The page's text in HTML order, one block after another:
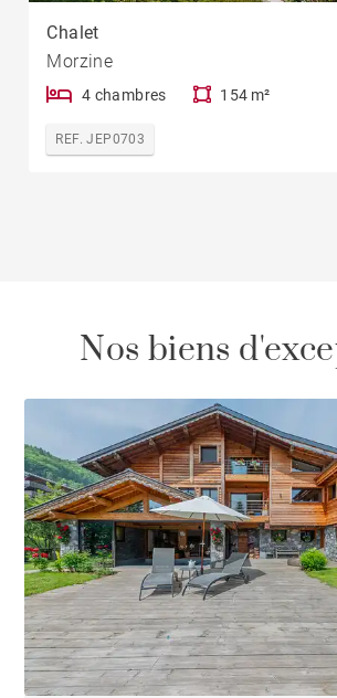
Chalet
Morzine
4 chambres 154 m²
REF. JEP0703
Nos biens
\/50.z-20(class="via-black/45 via-
[21%] to-transparent")